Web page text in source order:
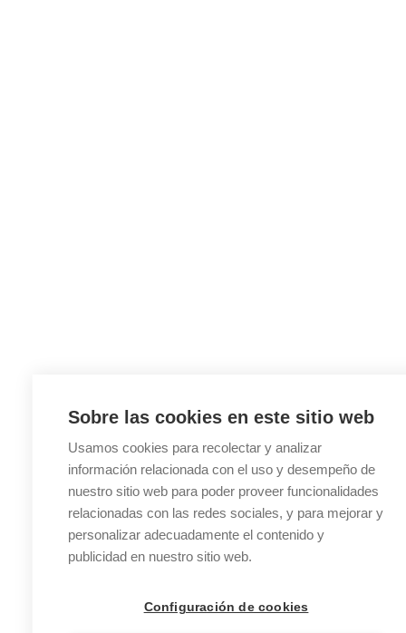
Sobre las cookies en este sitio web
Usamos cookies para recolectar y analizar
información relacionada con el uso y desempeño de
nuestro sitio web para poder proveer funcionalidades
relacionadas con las redes sociales, y para mejorar y
personalizar adecuadamente el contenido y
publicidad en nuestro sitio web.
Configuración de cookies